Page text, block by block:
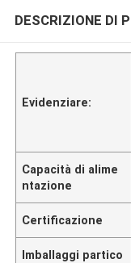
DESCRIZIONE DI
Evidenziare:
Capacità di alime
ntazione
Certificazione
Imballaggi partico